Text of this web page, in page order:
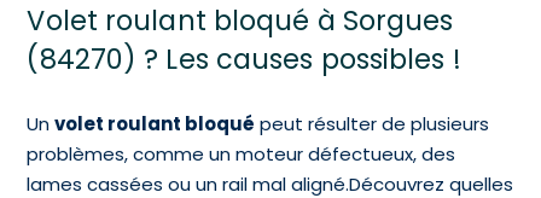
Volet roulant bloqué à Sorgues
(84270) ? Les causes possibles !
Unvolet roulant bloqué peut résulter de plusieurs
problèmes, comme un moteur défectueux, des
lames cassées ou un rail mal aligné.Découvrez quelles